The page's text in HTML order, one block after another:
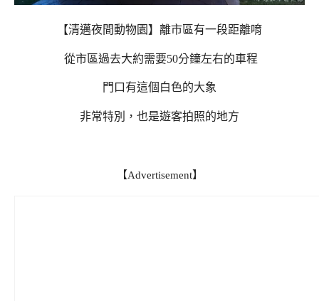
【清邁夜間動物園】離市區有一段距離唷
從市區過去大約需要50分鐘左右的車程
門口有這個白色的大象
非常特別，也是遊客拍照的地方
【Advertisement】